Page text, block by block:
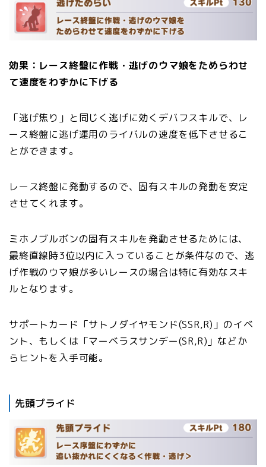
効果：レース終盤に作戦・逃げのウマ娘をためらわせ
て速度をわずかに下げる
「逃げ焦り」と同じく逃げに効くデバフスキルで、レ
ース終盤に逃げ運用のライバルの速度を低下させるこ
とができます。
レース終盤に発動するので、固有スキルの発動を安定
させてくれます。
ミホノブルボンの固有スキルを発動させるためには、
最終直線時3位以内に入っていることが条件なので、逃
げ作戦のウマ娘が多いレースの場合は特に有効なスキ
ルとなります。
サポートカード「サトノダイヤモンド(SSR,R)」のイベ
ント、もしくは「マーベラスサンデー(SR,R)」などか
らヒントを入手可能。
先頭プライド